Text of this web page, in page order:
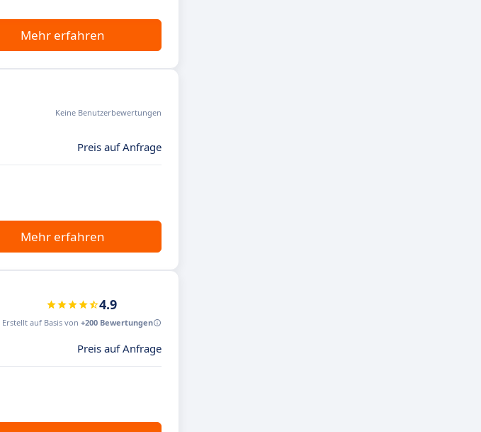
Mehr erfahren
Keine Benutzerbewertungen
Preis auf Anfrage
Mehr erfahren
4.9
Erstellt auf Basis von +200 Bewertungen
Preis auf Anfrage